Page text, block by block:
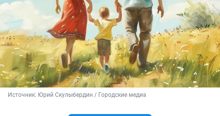
Источник: Юрий Скулыбердин / Городские медиа